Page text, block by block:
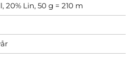
20% Lin, 50 g = 210 m